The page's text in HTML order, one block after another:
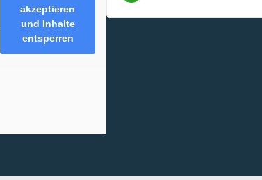
akzeptieren
und Inhalte
entsperren